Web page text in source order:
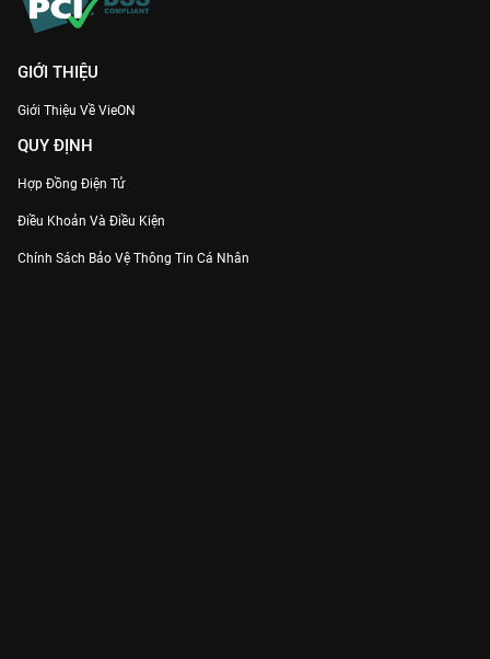
GIỚI THIỆU
Giới Thiệu Về VieON
QUY ĐỊNH
Hợp Đồng Điện Tử
Điều Khoản Và Điều Kiện
Chính Sách Bảo Vệ Thông Tin Cá Nhân